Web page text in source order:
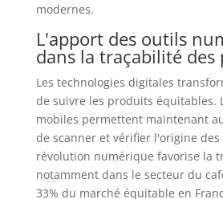
modernes.
L'apport des outils
dans la traçabilité des
Les technologies digitales
de suivre les produits équitables.
mobiles permettent maintenant
de scanner et vérifier l'origine
révolution numérique favorise la
notamment dans le secteur du
33% du marché équitable en